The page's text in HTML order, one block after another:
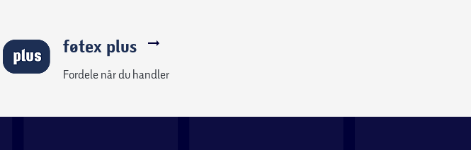
føtex plus
Fordele når du handler